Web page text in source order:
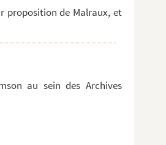
proposition de Malraux, et
au sein des Archives